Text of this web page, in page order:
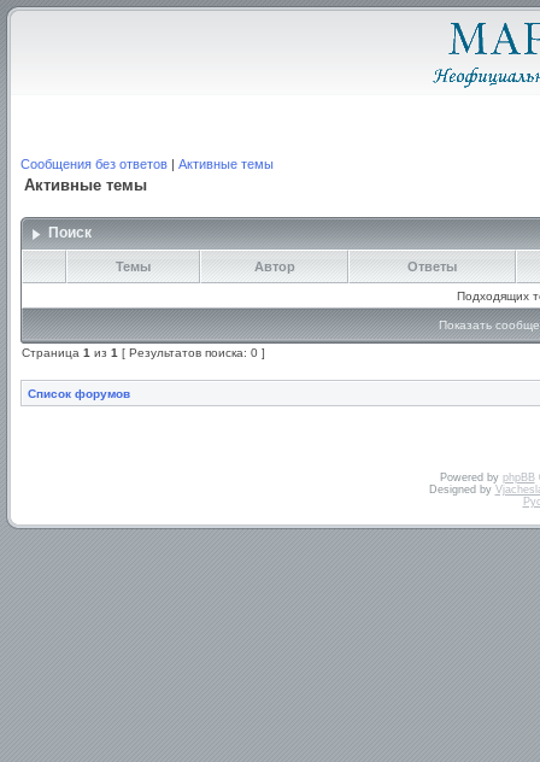
Сообщения без ответов | Активные темы
Активные темы
Поиск
Темы Автор Ответы
Подходящих
Показать
Страница 1 из 1 [ Результатов поиска: 0 ]
Список форумов
Powered by phpBB
Designed by